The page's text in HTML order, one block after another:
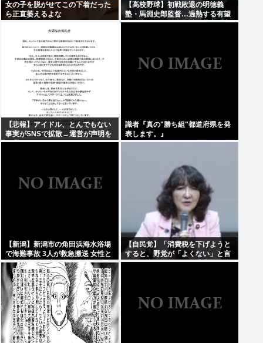
女の子を脱がせてこの下着だった
ら正直萎えるよな
【高校野球】初戦敗退の明徳義
塾・馬淵史郎監督…過熱する有望
中学生のスカウト合戦に苦言「高
【悲報】アイドル、とんでもない
事実がSNSで拡散→運営が声明を
発表www
識者『真の"勝ち組"都道府県を発
表します。』
【新潟】新潟市の角田浜海水浴場
で海難事故 3人が救急搬送 女性と
男児が心肺停止 男性は意識あり
【自民党】「消費税を下げようと
すると、野党が「よくない」と言
うのが理解できない」片山さつき